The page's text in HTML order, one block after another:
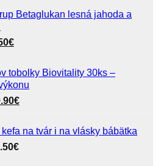
Betaglukan lesná jahoda a
€Aktuálna
je:
5.50€.
tobolky Biovitality 30ks –
bola:
€Aktuálna
9.90€.
na tvár i na vlásky bábätka
€Price